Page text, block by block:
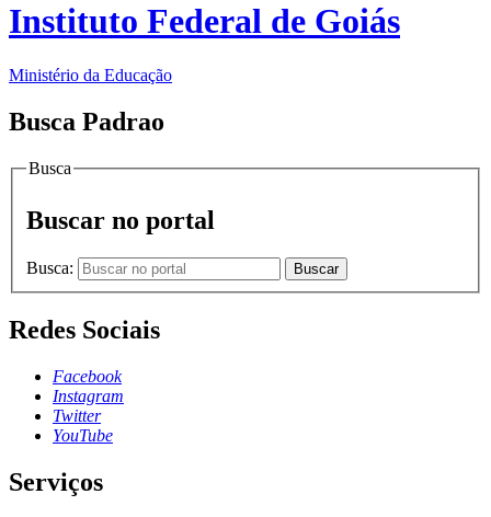
Instituto Federal de Goiás
Ministério da Educação
Busca Padrao
Busca
Buscar no portal
Busca: Buscar
Redes Sociais
Facebook
Instagram
Twitter
YouTube
Serviços